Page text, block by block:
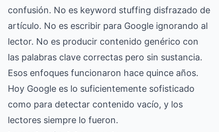
confusión. No es keyword stuffing disfrazado de
artículo. No es escribir para Google ignorando al
lector. No es producir contenido genérico con
las palabras clave correctas pero sin sustancia.
Esos enfoques funcionaron hace quince años.
Hoy Google es lo suficientemente sofisticado
como para detectar contenido vacío, y los
lectores siempre lo fueron.